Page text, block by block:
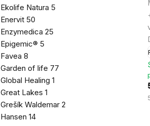
Ekolife Natura 5
Enervit 50
Enzymedica 25
Epigemic® 5
Favea 8
Garden of life 77
Global Healing 1
Great Lakes 1
Grešík Waldemar 2
Hansen 14